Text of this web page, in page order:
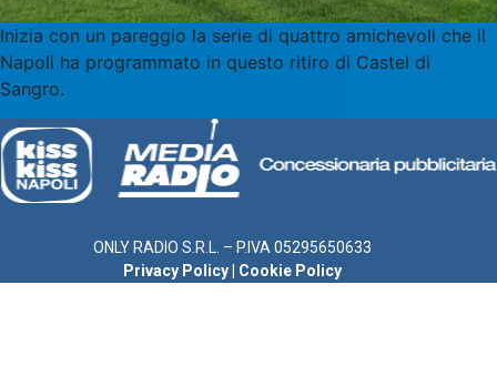
Inizia con un pareggio la serie di quattro amichevoli che il
Napoli ha programmato in questo ritiro di Castel di
Sangro.
ONLY RADIO S.R.L. – P.IVA 05295650633
Privacy Policy
Cookie Policy